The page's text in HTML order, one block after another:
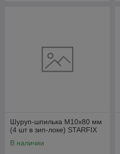
Шуруп-шпилька М10х80 мм
(4 шт в зип-локе) STARFIX
В наличии